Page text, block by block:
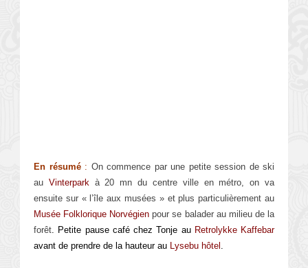
En résumé: On commence par une petite session de ski
au Vinterpark à 20 mn du centre ville en métro, on va
ensuite sur « l’île aux musées » et plus particulièrement au
Musée Folklorique Norvégienpour se balader au milieu de la
forêt . Petite pause café chez Tonje au Retrolykke Kaffebar
avant de prendre de la hauteur au
Lysebu hôtel